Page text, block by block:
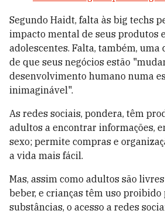
Segundo Haidt, falta às big techs
impacto mental de seus produtos
adolescentes. Falta, também, uma
de que seus negócios estão
desenvolvimento humano numa
inimaginável".
As redes sociais, pondera, têm
adultos a encontrar informações,
sexo; permite compras e
a vida mais fácil.
Mas, assim como adultos são
beber, e crianças têm uso proibido
substâncias, o acesso a redes